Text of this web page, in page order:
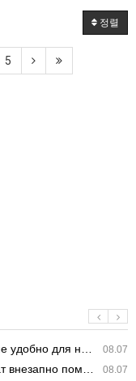
정렬
5
08.07
нашего часово…
08.07
https:/…